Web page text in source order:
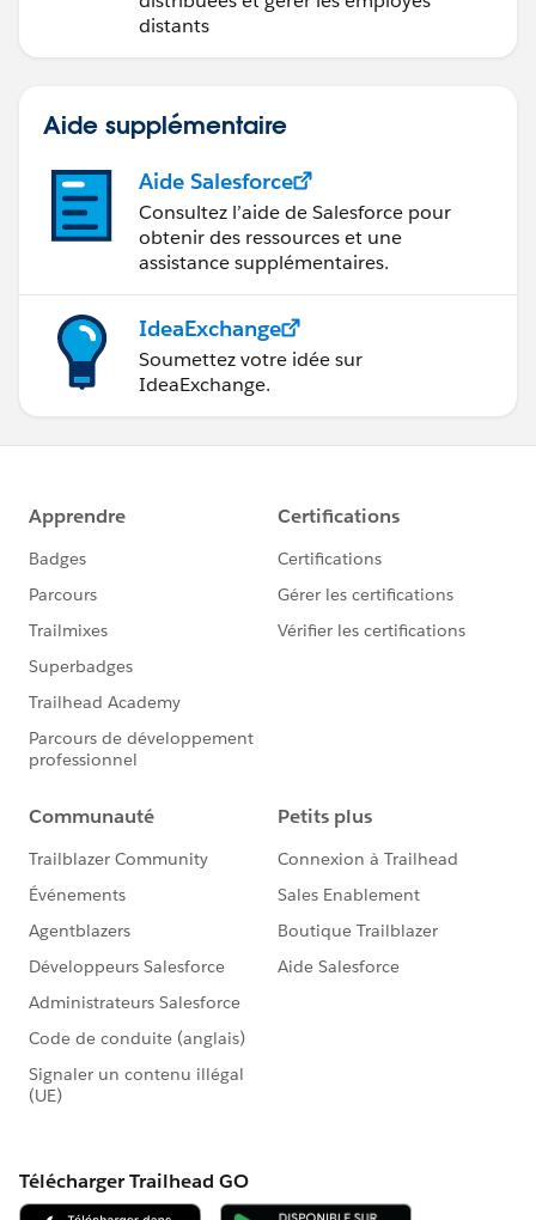
distants
Aide supplémentaire
Aide Salesforce
Consultez l’aide de Salesforce pour
obtenir des ressources et une
assistance supplémentaires.
IdeaExchange
Soumettez votre idée sur
IdeaExchange.